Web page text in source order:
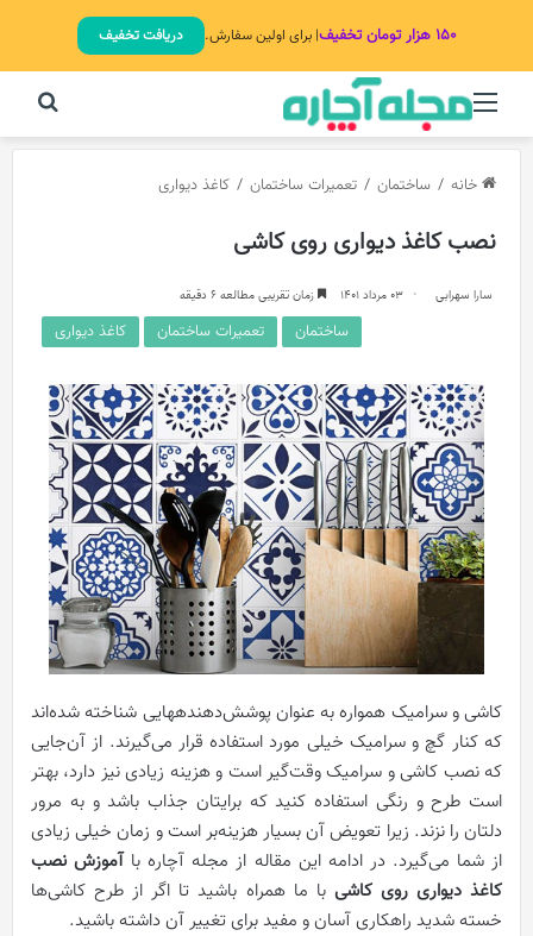
۱۵۰ هزار تومان تخفیف | برای اولین سفارش. دریافت تخفیف
منو
خانه / ساختمان / تعمیرات ساختمان / کاغذ دیواری
نصب کاغذ دیواری روی کاشی
سارا سهرابی 03 مرداد 1401 زمان تقریبی مطالعه 6 دقیقه
ساختمان تعمیرات ساختمان کاغذ دیواری
کاشی و سرامیک همواره به‌ عنوان پوشش‌دهندههایی شناخته شده‌اند
که کنار گچ و سرامیک خیلی مورد استفاده قرار می‌گیرند. از آن‌جایی
که نصب کاشی و سرامیک وقت‌گیر است و هزینه زیادی نیز دارد، بهتر
است طرح و رنگی استفاده کنید که برایتان جذاب باشد و به مرور
دلتان را نزند. زیرا تعویض آن بسیار هزینه‌‌بر است و زمان خیلی زیادی
از شما می‌گیرد. در ادامه این مقاله از مجله آچاره باآموزش نصب
کاغذ دیواری روی کاشی با ما همراه باشید تا اگر از طرح کاشی‌ها
خسته شدید راهکاری آسان و مفید برای تغییر آن داشته باشید.